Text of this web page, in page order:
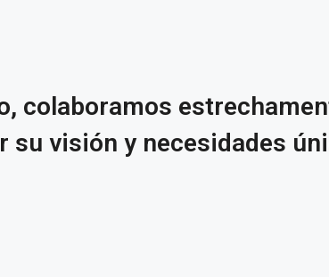
colaboramos
su visión y necesidades